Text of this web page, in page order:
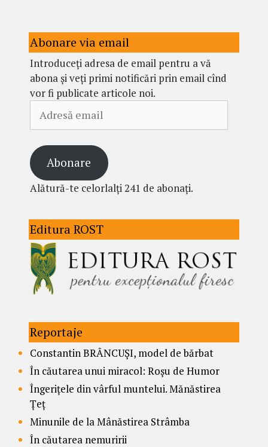
Abonare via email
Introduceți adresa de email pentru a vă
abona și veți primi notificări prin email cînd
vor fi publicate articole noi.
email
Abonare
Alătură-te celorlalți 241 de abonați.
Editura ROST
Reportaje
Constantin BRÂNCUȘI, model de bărbat
În căutarea unui miracol: Roșu de Humor
Îngerițele din vârful muntelui. Mănăstirea
Țeț
Minunile de la Mânăstirea Strâmba
În căutarea nemuririi